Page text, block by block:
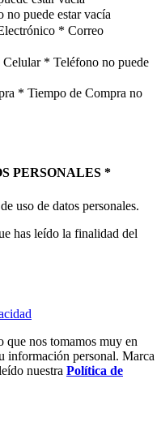
no puede estar vacía
* Correo
Celular * Teléfono no puede
* Tiempo de Compra no
PERSONALES *
uso de datos personales.
has leído la finalidad del
que nos tomamos muy en
información personal. Marca
nuestra Política de